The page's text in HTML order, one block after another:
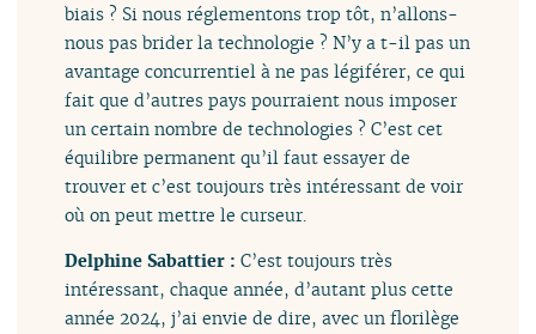
biais ? Si nous réglementons trop tôt, n’allons-
nous pas brider la technologie ? N’y a t-il pas un
avantage concurrentiel à ne pas légiférer, ce qui
fait que d’autres pays pourraient nous imposer
un certain nombre de technologies ? C’est cet
équilibre permanent qu’il faut essayer de
trouver et c’est toujours très intéressant de voir
où on peut mettre le curseur.
Delphine Sabattier :C’est toujours très
intéressant, chaque année, d’autant plus cette
année 2024, j’ai envie de dire, avec un florilège